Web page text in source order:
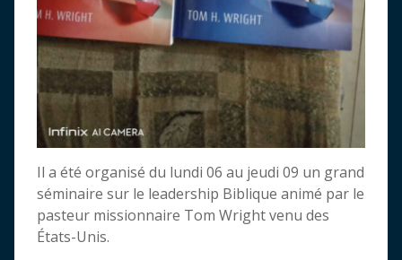
Il a été organisé du lundi 06 au jeudi 09 un grand
séminaire sur le leadership Biblique animé par le
pasteur missionnaire Tom Wright venu des
États-Unis.